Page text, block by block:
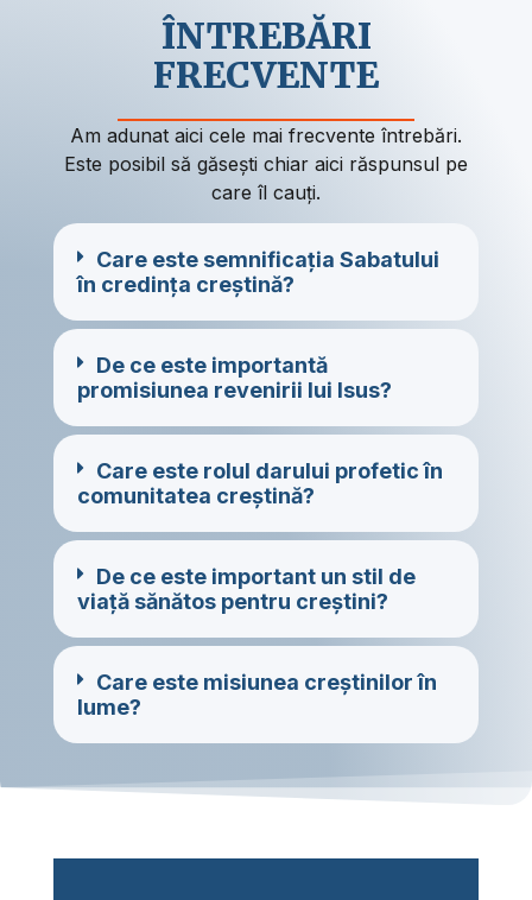
ÎNTREBĂRI
FRECVENTE
Am adunat aici cele mai frecvente întrebări.
Este posibil să găsești chiar aici răspunsul pe
care îl cauți.
Care este semnificația Sabatului
în credința creștină?
De ce este importantă
promisiunea revenirii lui Isus?
Care este rolul darului profetic în
comunitatea creștină?
De ce este important un stil de
viață sănătos pentru creștini?
Care este misiunea creștinilor în
lume?